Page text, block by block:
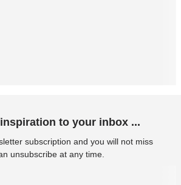
to your inbox ...
subscription and you will not miss
unsubscribe at any time.